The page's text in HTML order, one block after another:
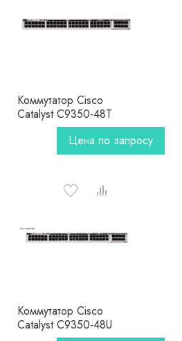
Коммутатор Cisco
Catalyst C9350-48T
Цена по запросу
Коммутатор Cisco
Catalyst C9350-48U